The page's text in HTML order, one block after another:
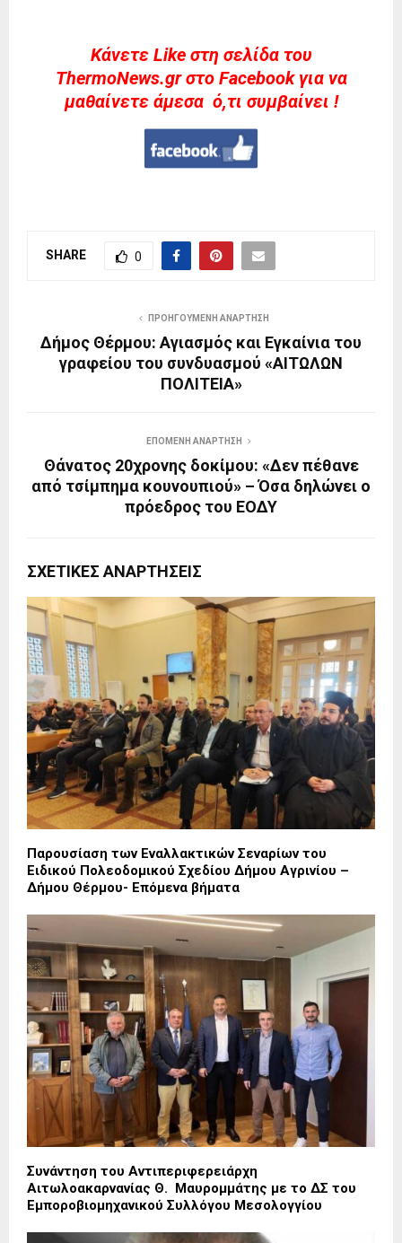
Kάνετε Like στη σελίδα του
ThermoNews.gr στο Facebook για να
μαθαίνετε άμεσα ό,τι συμβαίνει !
SHARE 0
ΠΡΟΗΓΟΎΜΕΝΗ ΑΝΆΡΤΗΣΗ
Δήμος Θέρμου: Αγιασμός και Εγκαίνια του
γραφείου του συνδυασμού «ΑΙΤΩΛΩΝ
ΠΟΛΙΤΕΙΑ»
ΕΠΌΜΕΝΗ ΑΝΆΡΤΗΣΗ
Θάνατος 20χρονης δοκίμου: «Δεν πέθανε
από τσίμπημα κουνουπιού» – Όσα δηλώνει ο
πρόεδρος του ΕΟΔΥ
ΣΧΕΤΙΚΈΣ ΑΝΑΡΤΉΣΕΙΣ
Παρουσίαση των Εναλλακτικών Σεναρίων του
Ειδικού Πολεοδομικού Σχεδίου Δήμου Αγρινίου –
Δήμου Θέρμου- Επόμενα βήματα
Συνάντηση του Αντιπεριφερειάρχη
Αιτωλοακαρνανίας Θ. Μαυρομμάτης με το ΔΣ του
Εμποροβιομηχανικού Συλλόγου Μεσολογγίου